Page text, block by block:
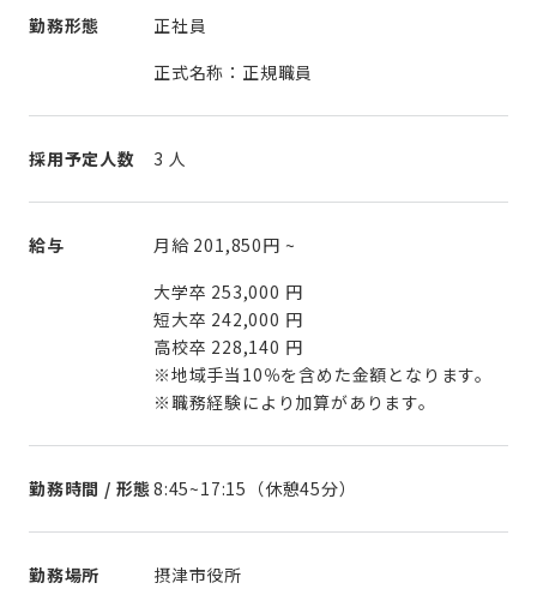
勤務形態
正社員
正式名称：正規職員
採用予定人数 3 人
給与 月給 201,850円 ~
大学卒 253,000 円
短大卒 242,000 円
高校卒 228,140 円
※地域手当10％を含めた金額となります。
※職務経験により加算があります。
勤務時間 / 形態8:45~17:15（休憩45分）
勤務場所 摂津市役所